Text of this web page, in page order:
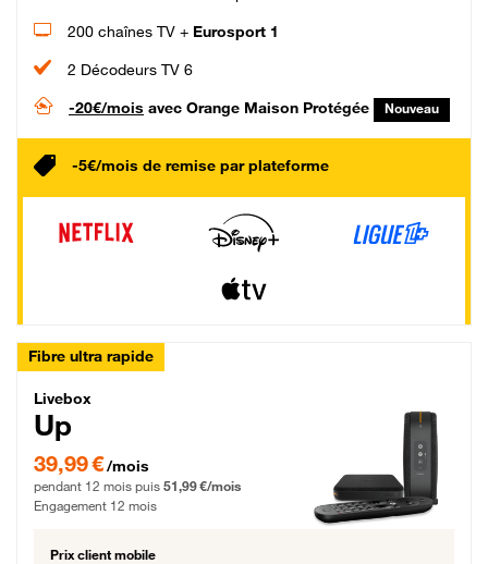
200 chaînes TV + Eurosport 1
2 Décodeurs TV 6
-20€/mois avec Orange Maison Protégée Nouveau
-5€/mois de remise par plateforme
Fibre ultra rapide
Livebox Up Fibre
Livebox
Up
39,99 € par mois pendant 12 mois puis 51,99 € par mois, Engagement 12 mois
39,99 €/mois
pendant 12 mois puis 51,99 €/mois
Engagement 12 mois
Prix client mobile